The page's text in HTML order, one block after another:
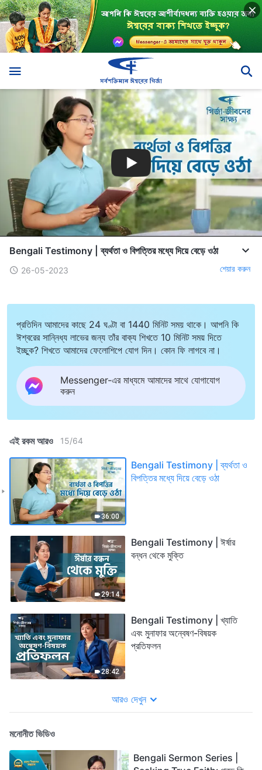
Bengali Testimony | ব্যর্থতা ও বিপত্তির মধ্যে দিয়ে বেড়ে ওঠা
26-05-2023 শেয়ার করুন
প্রতিদিন আমাদের কাছে 24 ঘণ্টা বা 1440 মিনিট সময় থাকে। আপনি কি
ঈশ্বরের সান্নিধ্য লাভের জন্য তাঁর বাক্য শিখতে 10 মিনিট সময় দিতে
ইচ্ছুক? শিখতে আমাদের ফেলোশিপে যোগ দিন। কোন ফি লাগবে না।
Messenger-এর মাধ্যমে আমাদের সাথে যোগাযোগ
করুন
এই রকম আরও 15/64
36:00
Bengali Testimony | ব্যর্থতা ও
বিপত্তির মধ্যে দিয়ে বেড়ে ওঠা
29:14
Bengali Testimony | ঈর্ষার
বন্ধন থেকে মুক্তি
28:42
Bengali Testimony | খ্যাতি
এবং মুনাফার অন্বেষণ-বিষয়ক
প্রতিফলন
আরও দেখুন
মনোনীত ভিডিও
Bengali Sermon Series |